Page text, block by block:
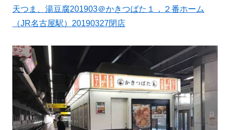
天つま、湯豆腐201903＠かきつばた１，２番ホーム
（JR名古屋駅）20190327閉店